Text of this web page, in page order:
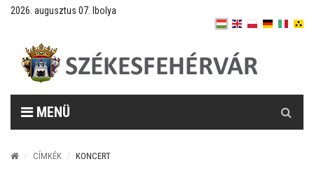
2026. augusztus 07. Ibolya
MENÜ
CÍMKÉK KONCERT